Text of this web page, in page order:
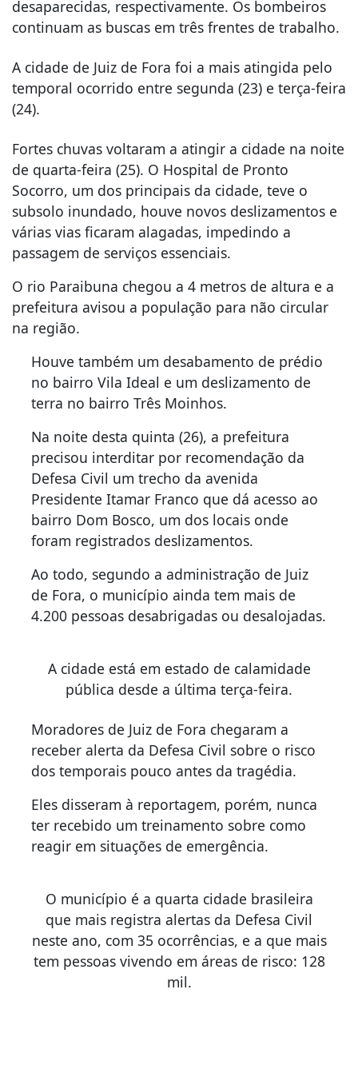
desaparecidas, respectivamente. Os bombeiros
continuam as buscas em três frentes de trabalho.
A cidade de Juiz de Fora foi a mais atingida pelo
temporal ocorrido entre segunda (23) e terça-feira
(24).
Fortes chuvas voltaram a atingir a cidade na noite
de quarta-feira (25). O Hospital de Pronto
Socorro, um dos principais da cidade, teve o
subsolo inundado, houve novos deslizamentos e
várias vias ficaram alagadas, impedindo a
passagem de serviços essenciais.
O rio Paraibuna chegou a 4 metros de altura e a
prefeitura avisou a população para não circular
na região.
Houve também um desabamento de prédio
no bairro Vila Ideal e um deslizamento de
terra no bairro Três Moinhos.
Na noite desta quinta (26), a prefeitura
precisou interditar por recomendação da
Defesa Civil um trecho da avenida
Presidente Itamar Franco que dá acesso ao
bairro Dom Bosco, um dos locais onde
foram registrados deslizamentos.
Ao todo, segundo a administração de Juiz
de Fora, o município ainda tem mais de
4.200 pessoas desabrigadas ou desalojadas.
A cidade está em estado de calamidade
pública desde a última terça-feira.
Moradores de Juiz de Fora chegaram a
receber alerta da Defesa Civil sobre o risco
dos temporais pouco antes da tragédia.
Eles disseram à reportagem, porém, nunca
ter recebido um treinamento sobre como
reagir em situações de emergência.
O município é a quarta cidade brasileira
que mais registra alertas da Defesa Civil
neste ano, com 35 ocorrências, e a que mais
tem pessoas vivendo em áreas de risco: 128
mil.